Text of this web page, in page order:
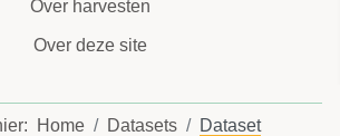
Over harvesten
Over deze site
Home Datasets Dataset